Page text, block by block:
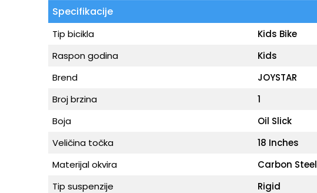
Specifikacije
Tip bicikla
Kids Bike
Raspon godina
Kids
Brend
JOYSTAR
Broj brzina
1
Boja
Oil Slick
Veličina točka
18 Inches
Materijal okvira
Carbon Steel
Tip suspenzije
Rigid